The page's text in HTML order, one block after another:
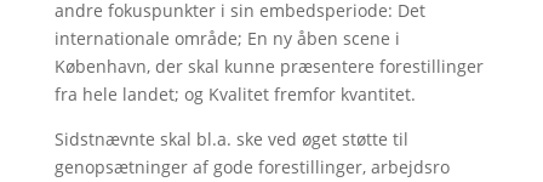
andre fokuspunkter i sin embedsperiode: Det
internationale område; En ny åben scene i
København, der skal kunne præsentere forestillinger
fra hele landet; og Kvalitet fremfor kvantitet.
Sidstnævnte skal bl.a. ske ved øget støtte til
genopsætninger af gode forestillinger, arbejdsro